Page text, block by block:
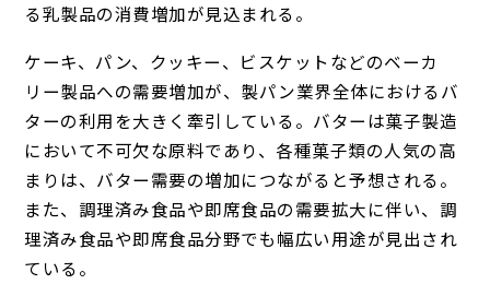
る乳製品の消費増加が見込まれる。
ケーキ、パン、クッキー、ビスケットなどのベーカ
リー製品への需要増加が、製パン業界全体におけるバ
ターの利用を大きく牽引している。バターは菓子製造
において不可欠な原料であり、各種菓子類の人気の高
まりは、バター需要の増加につながると予想される。
また、調理済み食品や即席食品の需要拡大に伴い、調
理済み食品や即席食品分野でも幅広い用途が見出され
ている。